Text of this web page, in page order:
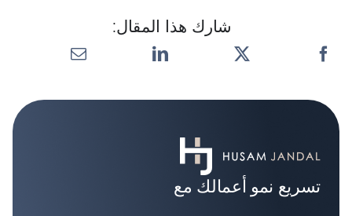
شارك هذا المقال:
تسريع نمو أعمالك مع